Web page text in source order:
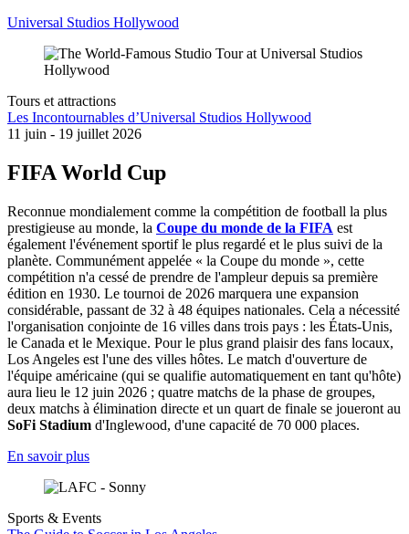
Universal Studios Hollywood
Tours et attractions
Les Incontournables d’Universal Studios Hollywood
11 juin - 19 juillet 2026
FIFA World Cup
Reconnue mondialement comme la compétition de football la plus
prestigieuse au monde, la Coupe du monde de la FIFA est
également l'événement sportif le plus regardé et le plus suivi de la
planète. Communément appelée « la Coupe du monde », cette
compétition n'a cessé de prendre de l'ampleur depuis sa première
édition en 1930. Le tournoi de 2026 marquera une expansion
considérable, passant de 32 à 48 équipes nationales. Cela a nécessité
l'organisation conjointe de 16 villes dans trois pays : les États-Unis,
le Canada et le Mexique. Pour le plus grand plaisir des fans locaux,
Los Angeles est l'une des villes hôtes. Le match d'ouverture de
l'équipe américaine (qui se qualifie automatiquement en tant qu'hôte)
aura lieu le 12 juin 2026 ; quatre matchs de la phase de groupes,
deux matchs à élimination directe et un quart de finale se joueront au
SoFi Stadium d'Inglewood, d'une capacité de 70 000 places.
En savoir plus
Sports & Events